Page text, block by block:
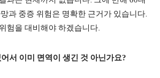
과 중증 위험은 명확한 근거가 있습니다.
험을 대비해야 하겠습니다.
서 이미 면역이 생긴 것 아닌가요?